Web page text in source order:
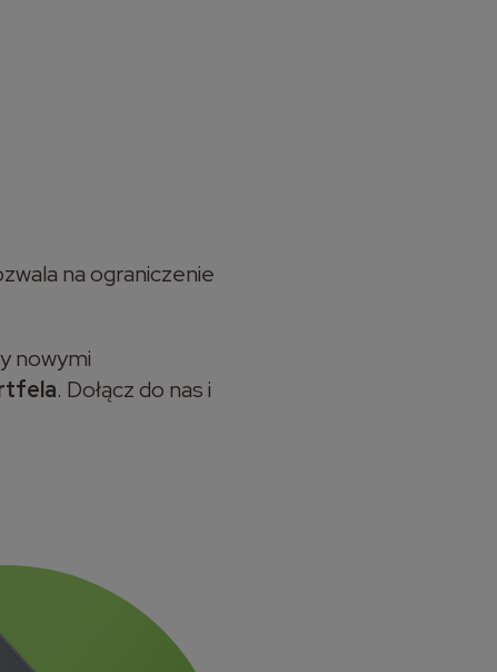
na ograniczenie
nowymi
. Dołącz do nas i